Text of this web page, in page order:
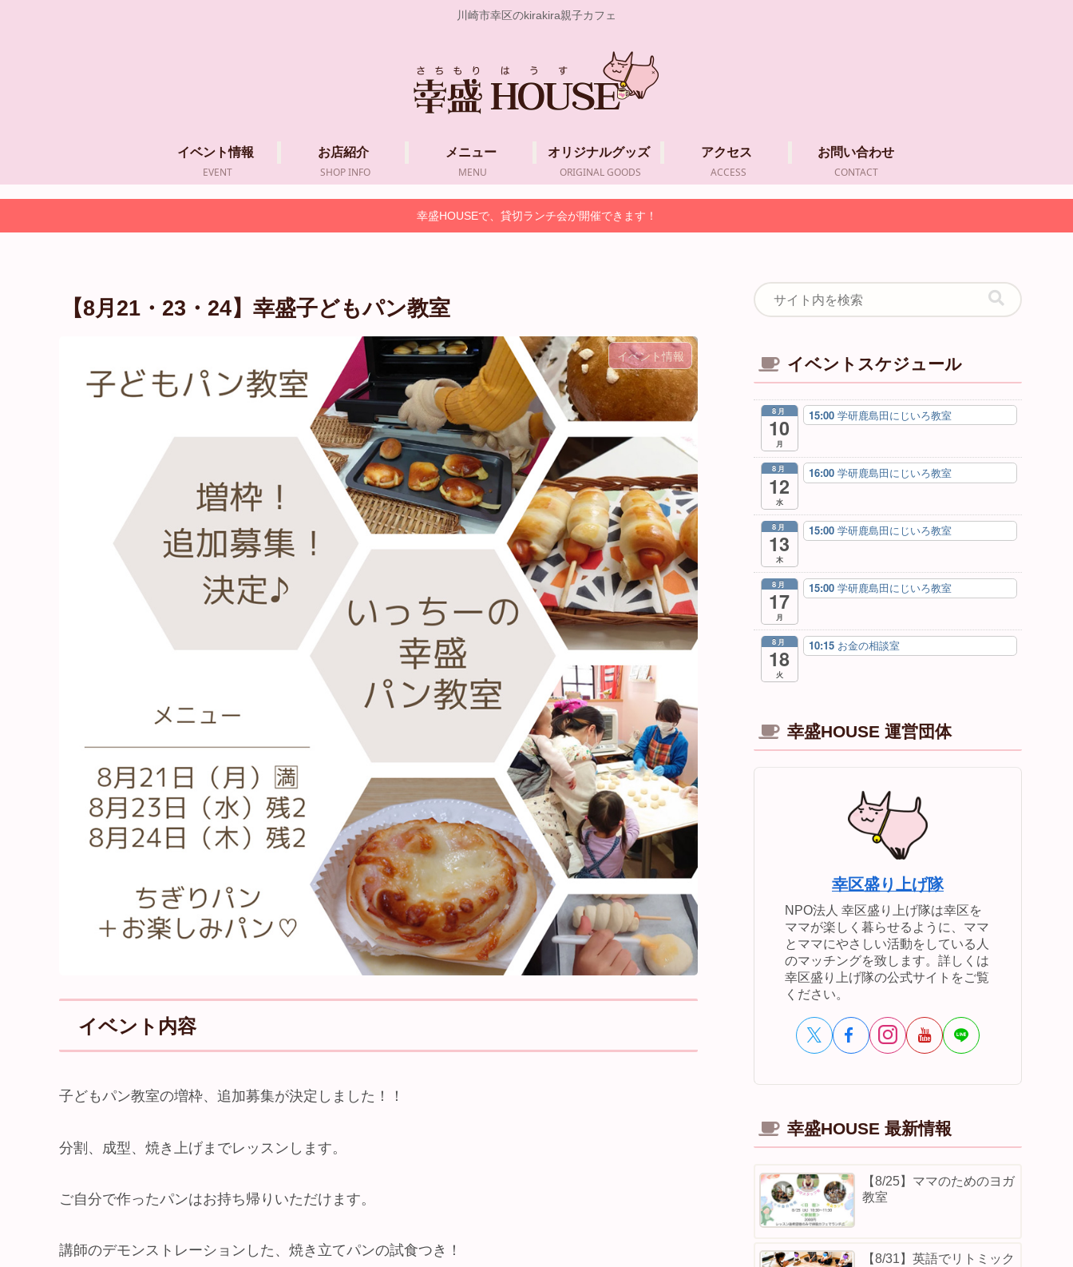
川崎市幸区のkirakira親子カフェ
イベント情報
EVENT
お店紹介
SHOP INFO
メニュー
MENU
オリジナルグッズ
ORIGINAL GOODS
アクセス
ACCESS
お問い合わせ
CONTACT
幸盛HOUSEで、貸切ランチ会が開催できます！
⁡【8月21・23・24】幸盛子どもパン教室
イベント情報
イベント内容
子どもパン教室の増枠、追加募集が決定しました！！
分割、成型、焼き上げまでレッスンします。
ご自分で作ったパンはお持ち帰りいただけます。
講師のデモンストレーションした、焼き立てパンの試食つき！
イベントスケジュール
8月
10
月
15:00 学研鹿島田にじいろ教室
8月
12
水
16:00 学研鹿島田にじいろ教室
8月
13
木
15:00 学研鹿島田にじいろ教室
8月
17
月
15:00 学研鹿島田にじいろ教室
8月
18
火
10:15 お金の相談室
幸盛HOUSE 運営団体
幸区盛り上げ隊
NPO法人 幸区盛り上げ隊は幸区を
ママが楽しく暮らせるように、ママ
とママにやさしい活動をしている人
のマッチングを致します。詳しくは
幸区盛り上げ隊の公式サイトをご覧
ください。
幸盛HOUSE 最新情報
【8/25】ママのためのヨガ
教室
【8/31】英語でリトミック